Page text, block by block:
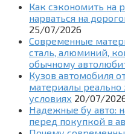
Как сэкономить на
нарваться на
25/07/2026
Современные
сталь, алюминий,
обычному
Кузов автомобиля
материалы
условиях 20/07/
Надежные бу авто:
перед покупкой в